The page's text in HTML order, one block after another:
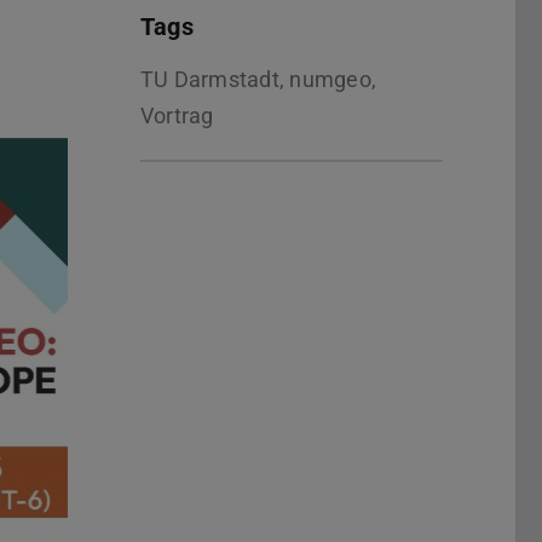
Tags
TU Darmstadt, numgeo,
Vortrag